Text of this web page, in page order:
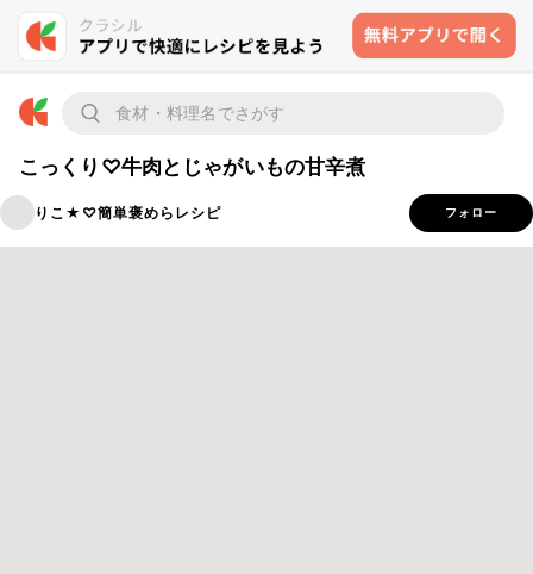
こっくり♡牛肉とじゃがいもの甘辛煮
りこ★♡簡単褒めらレシピ フォロー